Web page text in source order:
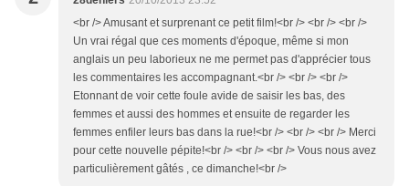
<br /> Amusant et surprenant ce petit film!<br /> <br /> <br />
Un vrai régal que ces moments d'époque, même si mon
anglais un peu laborieux ne me permet pas d'apprécier tous
les commentaires les accompagnant.<br /> <br /> <br />
Etonnant de voir cette foule avide de saisir les bas, des
femmes et aussi des hommes et ensuite de regarder les
femmes enfiler leurs bas dans la rue!<br /> <br /> <br /> Merci
pour cette nouvelle pépite!<br /> <br /> <br /> Vous nous avez
particulièrement gâtés , ce dimanche!<br />